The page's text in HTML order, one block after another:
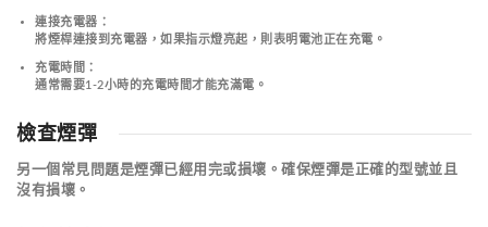
連接充電器 ：
將煙桿連接到充電器，如果指示燈亮起，則表明電池正在充電。
充電時間 ：
通常需要1-2小時的充電時間才能充滿電。
檢查煙彈
另一個常見問題是煙彈已經用完或損壞。 確保煙彈是正確的型號並且
沒有損壞 。